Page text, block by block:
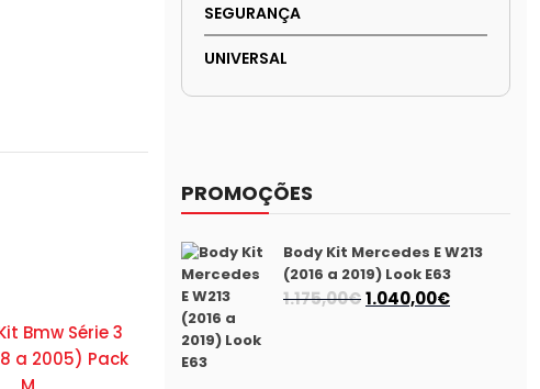
SEGURANÇA
UNIVERSAL
PROMOÇÕES
Body Kit Mercedes E W213
(2016 a 2019) Look E63
1.175,00€O
1.040,00€O